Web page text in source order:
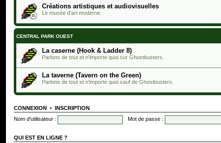
Créations artistiques et audiovisuelles
Le musée d'art moderne.
CENTRAL PARK OUEST
La caserne (Hook & Ladder 8)
Parlons de tout et n'importe quoi sur Ghostbusters.
La taverne (Tavern on the Green)
Parlons de tout et n'importe quoi sauf de Ghostbusters.
CONNEXION • INSCRIPTION
Nom d’utilisateur :
Mot de passe :
QUI EST EN LIGNE ?